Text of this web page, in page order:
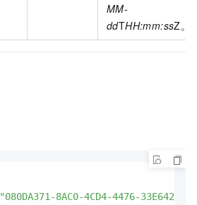
MM-
ddTHH:mm:ssZ。
"080DA371-8AC0-4CD4-4476-